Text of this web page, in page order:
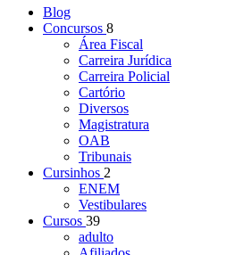
Blog
Concursos 8
Área Fiscal
Carreira Jurídica
Carreira Policial
Cartório
Diversos
Magistratura
OAB
Tribunais
Cursinhos 2
ENEM
Vestibulares
Cursos 39
adulto